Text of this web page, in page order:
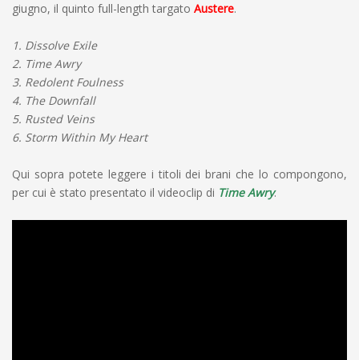
giugno, il quinto full-length targato Austere.
1. Dissolve Exile
2. Time Awry
3. Redolent Foulness
4. The Downfall
5. Rusted Veins
6. Storm Within My Heart
Qui sopra potete leggere i titoli dei brani che lo compongono,
per cui è stato presentato il videoclip di Time Awry.